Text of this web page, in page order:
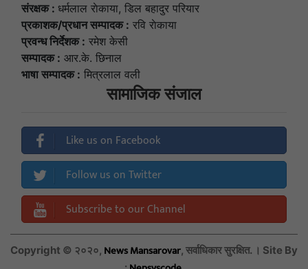
संरक्षक : धर्मलाल राेकाया, डिल बहादुर परियार
प्रकाशक/प्रधान सम्पादक : रवि राेकाया
प्रवन्ध निर्देशक : रमेश केसी
सम्पादक : आर.के. छिनाल
भाषा सम्पादक : मित्रलाल वली
सामाजिक संजाल
Like us on Facebook
Follow us on Twitter
Subscribe to our Channel
Copyright © २०२०, News Mansarovar, सर्वाधिकार सुरक्षित. । Site By